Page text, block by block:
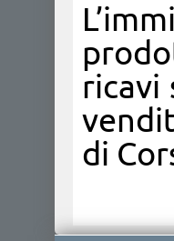
ricavi
di